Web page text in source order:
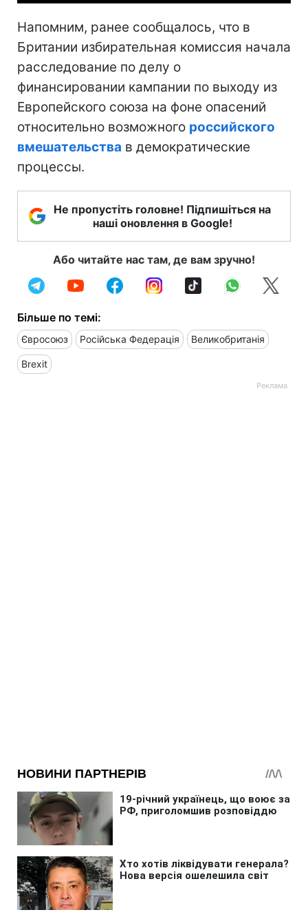
Напомним, ранее сообщалось, что в
Британии избирательная комиссия начала
расследование по делу о
финансировании кампании по выходу из
Европейского союза на фоне опасений
относительно возможного российского
вмешательства в демократические
процессы.
Не пропустіть головне! Підпишіться на
наші оновлення в Google!
Або читайте нас там, де вам зручно!
Більше по темі:
Євросоюз Російська Федерація Великобританія
Brexit